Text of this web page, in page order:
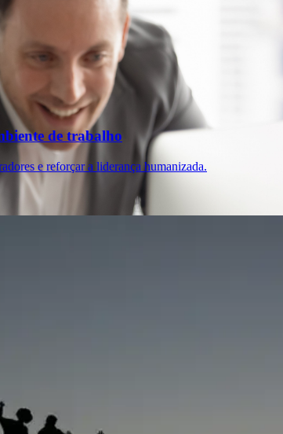
de trabalho
e reforçar a liderança humanizada.